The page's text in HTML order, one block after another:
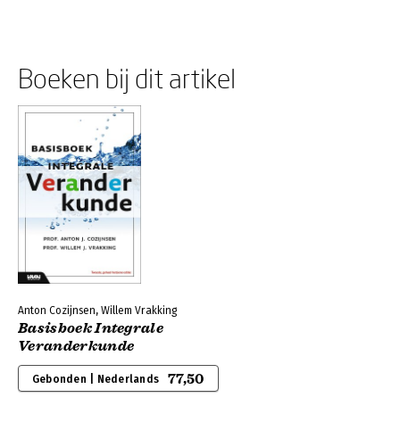
Boeken bij dit artikel
Anton Cozijnsen, Willem Vrakking
Basisboek Integrale
Veranderkunde
Gebonden | Nederlands 77,50